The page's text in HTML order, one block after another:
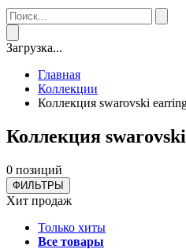
Загрузка...
Главная
Коллекции
Коллекция swarovski
Коллекция
0 позиций
ФИЛЬТРЫ
Хит продаж
Только хиты
Все товары